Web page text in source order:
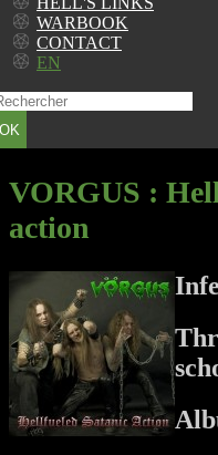
WARBOOK
CONTACT
EN
OK
VORGUS :
action